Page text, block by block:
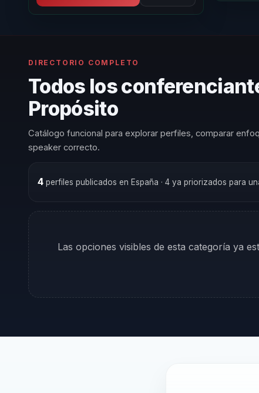
DIRECTORIO COMPLETO
Todos los
Propósito
Catálogo funcional para explorar perfiles, comparar
speaker correcto.
4perfiles publicados en España · 4 ya priorizados para
Las opciones visibles de esta categoría ya